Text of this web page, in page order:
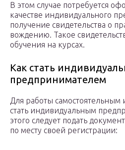
В этом случае потребуется
качестве индивидуального
получение свидетельства о
вождению. Такое
обучения на курсах.
Как стать
предпринимателем
Для работы самостоятельным
стать индивидуальным
этого следует подать
по месту своей регистрации: